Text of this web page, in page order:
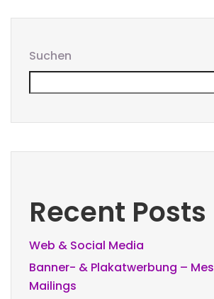
Suchen
Recent Posts
Web & Social Media
Banner- & Plakatwerbung –
Mailings